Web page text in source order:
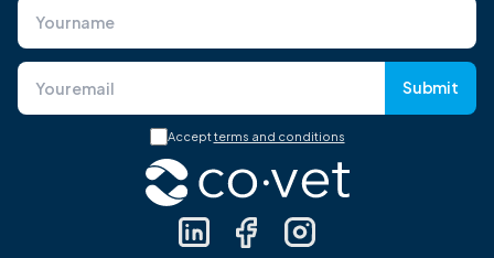
Submit
Acceptterms and conditions